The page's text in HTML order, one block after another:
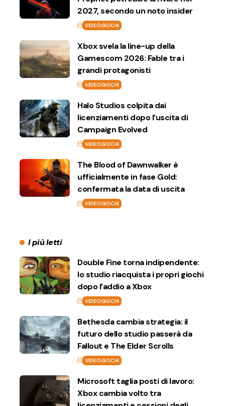
2027, secondo un noto insider
VIDEOGIOCHI
Xbox svela la line-up della
Gamescom 2026: Fable tra i
grandi protagonisti
VIDEOGIOCHI
Halo Studios colpita dai
licenziamenti dopo l’uscita di
Campaign Evolved
VIDEOGIOCHI
The Blood of Dawnwalker è
ufficialmente in fase Gold:
confermata la data di uscita
VIDEOGIOCHI
I più letti
Double Fine torna indipendente:
lo studio riacquista i propri giochi
dopo l’addio a Xbox
VIDEOGIOCHI
Bethesda cambia strategia: il
futuro dello studio passerà da
Fallout e The Elder Scrolls
VIDEOGIOCHI
Microsoft taglia posti di lavoro:
Xbox cambia volto tra